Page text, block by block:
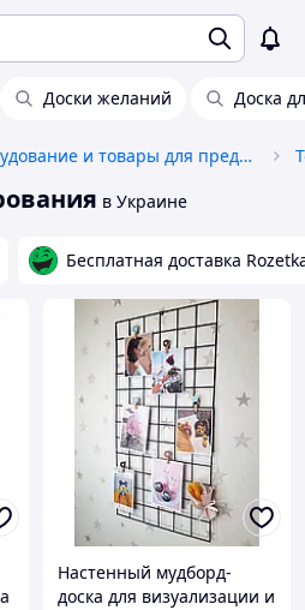
Доски желаний Доска
Оборудование и товары для предоставления услуг
в Украине
Бесплатная доставка
Настенный мудборд-
доска для визуализации и